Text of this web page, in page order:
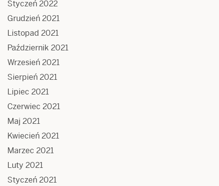
Styczeń 2022
Grudzień 2021
Listopad 2021
Październik 2021
Wrzesień 2021
Sierpień 2021
Lipiec 2021
Czerwiec 2021
Maj 2021
Kwiecień 2021
Marzec 2021
Luty 2021
Styczeń 2021